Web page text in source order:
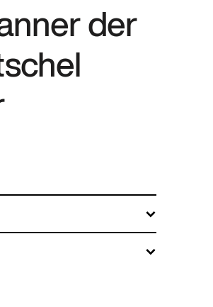
der